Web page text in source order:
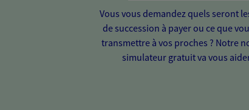
Vous vous demandez quels seront
de succession à payer ou ce que
transmettre à vos proches ? Notre
simulateur gratuit va vous